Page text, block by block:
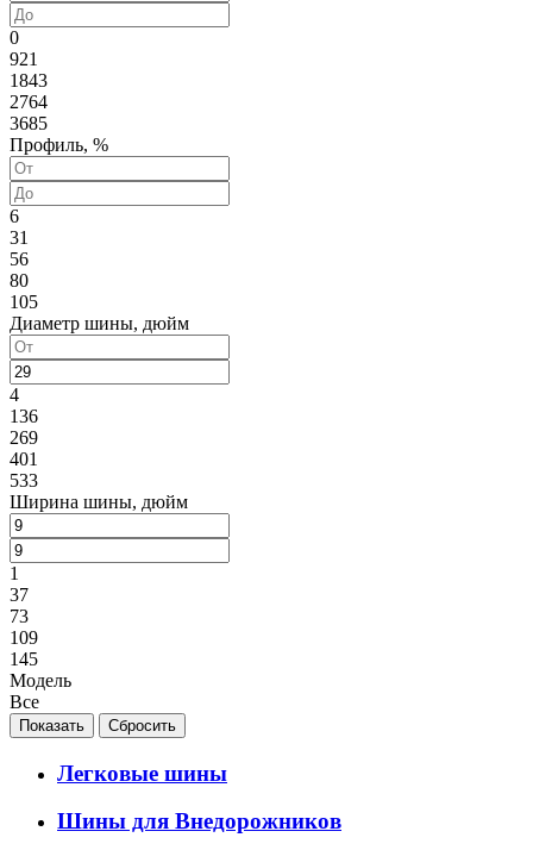
0
921
1843
2764
3685
Профиль, %
6
31
56
80
105
Диаметр шины, дюйм
4
136
269
401
533
Ширина шины, дюйм
1
37
73
109
145
Модель
Все
Легковые шины
Шины для Внедорожников